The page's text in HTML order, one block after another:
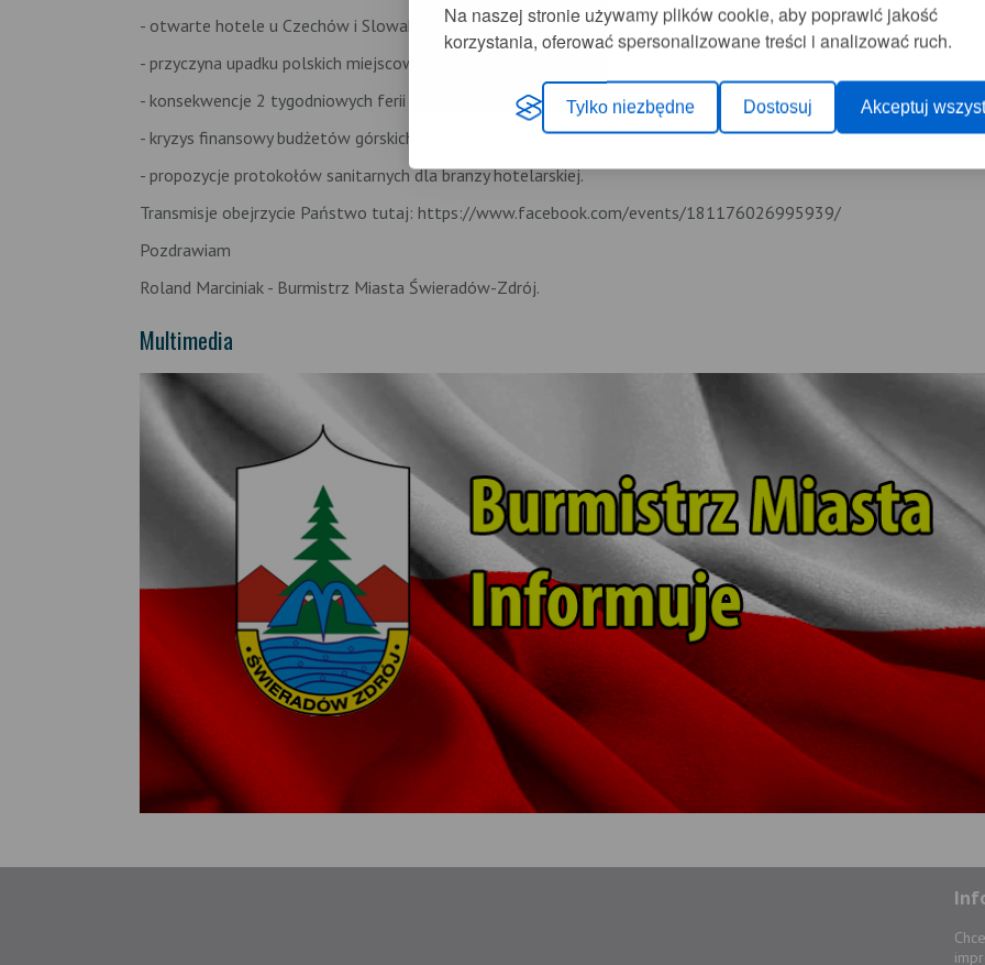
Na naszej stronie używamy plików cookie, aby poprawić jakość
korzystania, oferować spersonalizowane treści i analizować ruch.
Tylko niezbędne Dostosuj Akceptuj
- otwarte hotele u Czechów i Slowaków, co to dla nas znaczy?
- przyczyna upadku polskich miejscowości narciarskich,
- konsekwencje 2 tygodniowych ferii dla branży turystycznej,
- kryzys finansowy budżetów górskich gmin,
- propozycje protokołów sanitarnych dla branzy hotelarskiej.
Transmisje obejrzycie Państwo tutaj: https://www.facebook.com/events/181176026995939/
Pozdrawiam
Roland Marciniak - Burmistrz Miasta Świeradów-Zdrój.
Multimedia